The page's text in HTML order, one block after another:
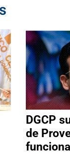
DGCP
de